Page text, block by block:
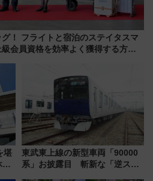
！ フライトと宿泊のステイタスマ
会員資格を効率よく獲得する方法
堪
み
東武東上線の新型車両「90000
系」お披露目 斬新な「逆スラ